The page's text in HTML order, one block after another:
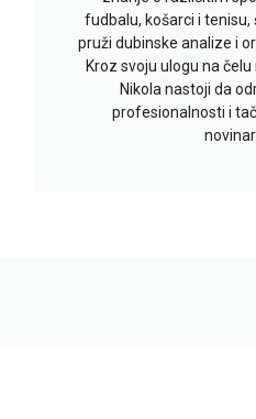
fudbalu, košarci i
pruži dubinske analize i
Kroz svoju ulogu na
Nikola nastoji da
profesionalnosti i